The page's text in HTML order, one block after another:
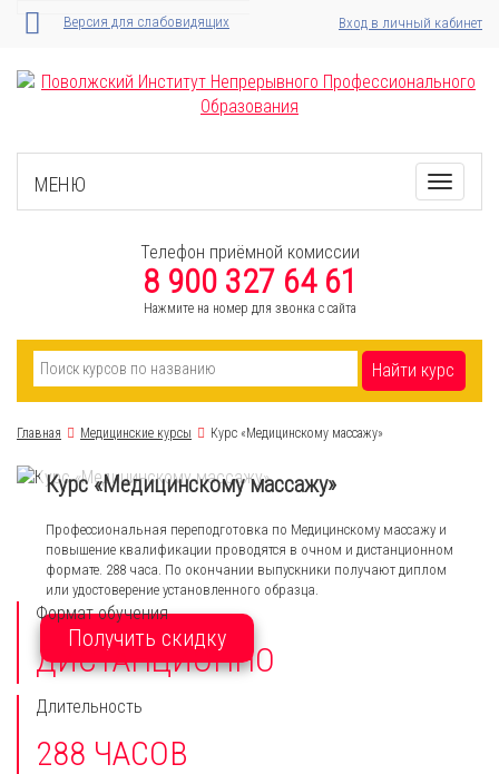
Версия для слабовидящих Вход в личный кабинет
МЕНЮ
Toggle
Телефон приёмной комиссии
8 900 327 64 61
Нажмите на номер для звонка с сайта
Найти курс
Главная Медицинские курсы Курс «Медицинскому массажу»
Курс «Медицинскому массажу»
Профессиональная переподготовка по Медицинскому массажу и
повышение квалификации проводятся в очном и дистанционном
формате. 288 часа. По окончании выпускники получают диплом
или удостоверение установленного образца.
Получить скидку
Формат обучения
ДИСТАНЦИОННО
Длительность
288 ЧАСОВ